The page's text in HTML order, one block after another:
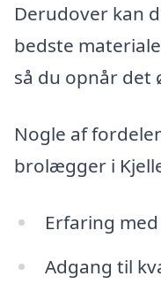
Derudover kan
bedste
så du opnår det
Nogle af
brolægger i
Erfaring
Adgang til